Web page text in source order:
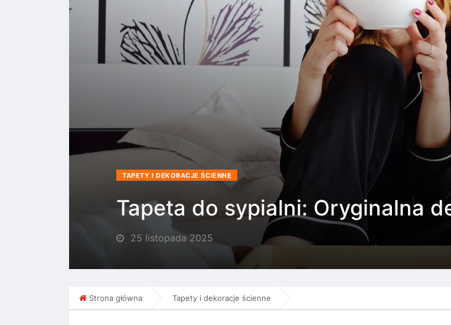
TAPETY I DEKORACJE ŚCIENNE
Tapeta do sypialni: Oryginalna
25 listopada 2025
Strona główna Tapety i dekoracje ścienne